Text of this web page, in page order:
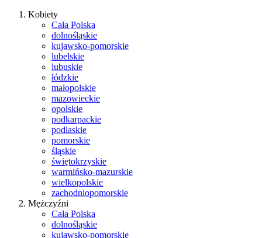
Kobiety
Cała Polska
dolnośląskie
kujawsko-pomorskie
lubelskie
lubuskie
łódzkie
małopolskie
mazowieckie
opolskie
podkarpackie
podlaskie
pomorskie
śląskie
świętokrzyskie
warmińsko-mazurskie
wielkopolskie
zachodniopomorskie
Mężczyźni
Cała Polska
dolnośląskie
kujawsko-pomorskie